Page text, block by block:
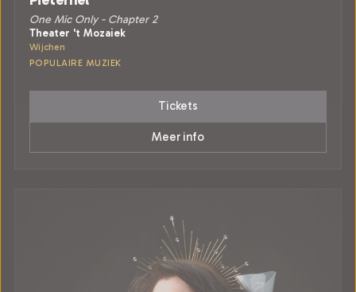
One Mic Only - Chapter 2
Theater 't Mozaiek
Wijchen
POPULAIRE MUZIEK
Tickets
Meer info